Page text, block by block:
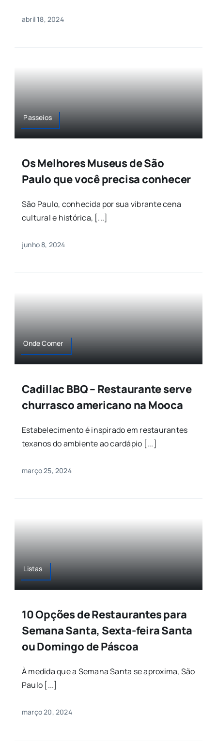
abril 18, 2024
Passeios
Os Melhores Museus de São
Paulo que você precisa conhecer
São Paulo, conhecida por sua vibrante cena
cultural e histórica, [...]
junho 8, 2024
Onde Comer
Cadillac BBQ – Restaurante serve
churrasco americano na Mooca
Estabelecimento é inspirado em restaurantes
texanos do ambiente ao cardápio [...]
março 25, 2024
Listas
10 Opções de Restaurantes para
Semana Santa, Sexta-feira Santa
ou Domingo de Páscoa
À medida que a Semana Santa se aproxima, São
Paulo [...]
março 20, 2024